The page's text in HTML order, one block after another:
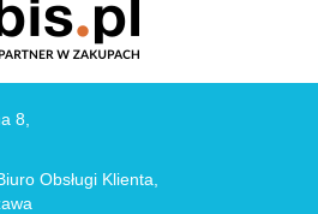
8,
Obsługi Klienta,